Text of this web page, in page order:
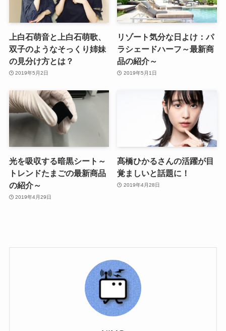
上白石萌音と上白石萌歌、
双子のようなそっくり姉妹
の見分け方とは？
2019年5月2日
リゾート気分な日よけ：パ
ラシェードハーフ～最新商
品の紹介～
2019年5月1日
光を吸収する暗黒シート～
トレンドたまごの最新商品
の紹介～
2019年4月29日
髙橋ひかるさんの活躍が目
覚ましいと話題に！
2019年4月28日